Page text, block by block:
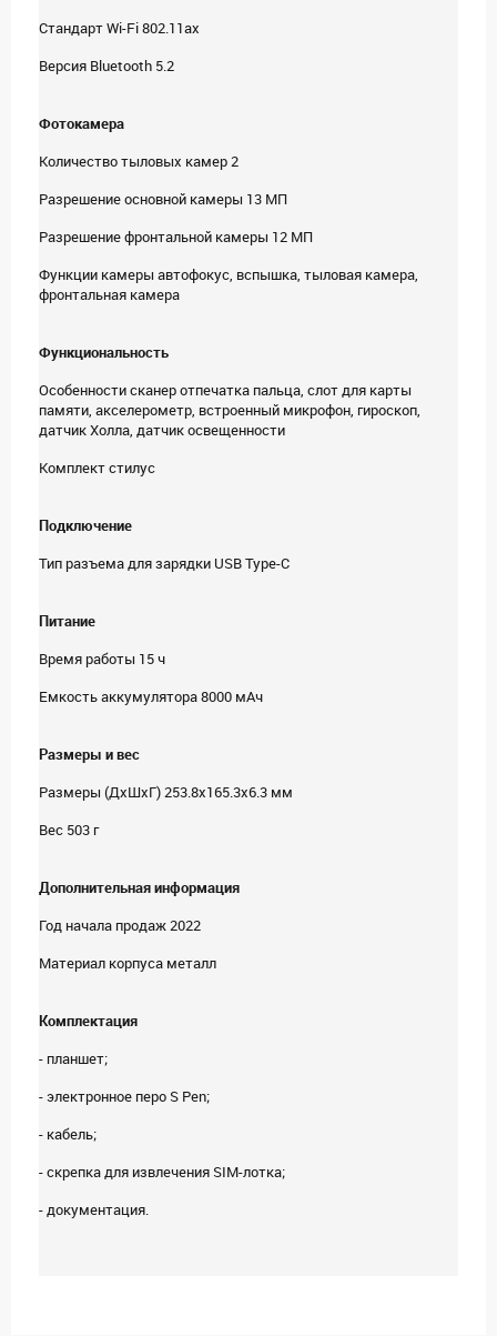
Стандарт Wi-Fi 802.11ax
Версия Bluetooth 5.2
Фотокамера
Количество тыловых камер 2
Разрешение основной камеры 13 МП
Разрешение фронтальной камеры 12 МП
Функции камеры автофокус, вспышка, тыловая камера,
фронтальная камера
Функциональность
Особенности cканер отпечатка пальца, cлот для карты
памяти, акселерометр, встроенный микрофон, гироскоп,
датчик Холла, датчик освещенности
Комплект стилус
Подключение
Тип разъема для зарядки USB Type-C
Питание
Время работы 15 ч
Емкость аккумулятора 8000 мАч
Размеры и вес
Размеры (ДхШхГ) 253.8x165.3x6.3 мм
Вес 503 г
Дополнительная информация
Год начала продаж 2022
Материал корпуса металл
Комплектация
- планшет;
- электронное перо S Pen;
- кабель;
- скрепка для извлечения SIM-лотка;
- документация.